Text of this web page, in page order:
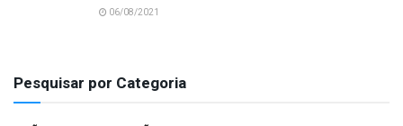
06/08/2021
Pesquisar por Categoria